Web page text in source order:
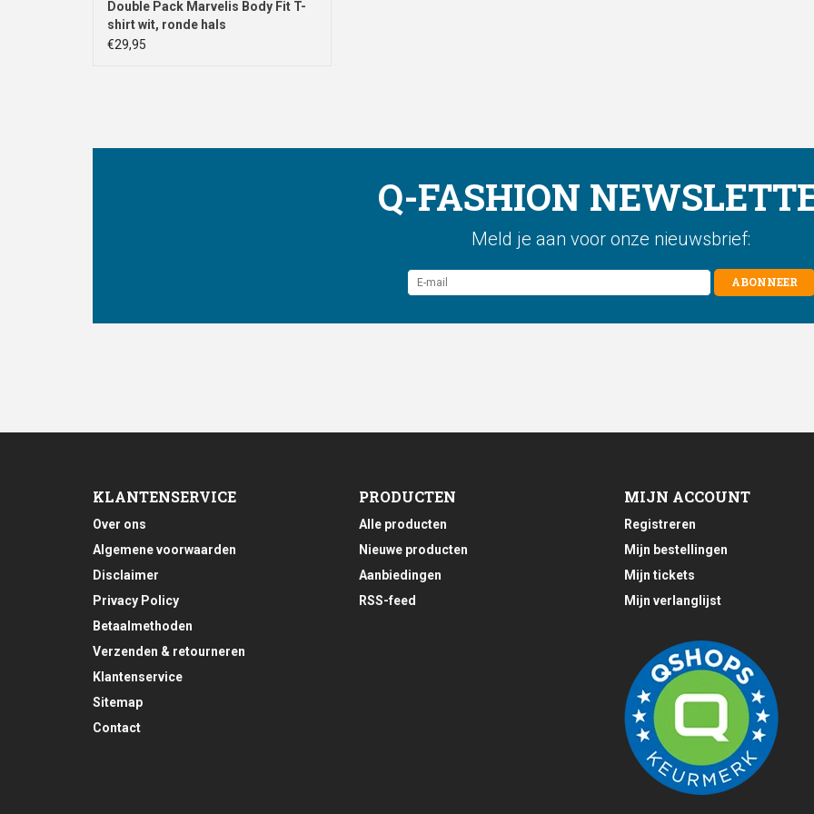
Double Pack Marvelis Body Fit T-
shirt wit, ronde hals
€29,95
Q-FASHION
Meld je aan voor onze nieuwsbrief:
ABONNEER
KLANTENSERVICE
Over ons
Algemene voorwaarden
Disclaimer
Privacy Policy
Betaalmethoden
Verzenden & retourneren
Klantenservice
Sitemap
Contact
PRODUCTEN
Alle producten
Nieuwe producten
Aanbiedingen
RSS-feed
MIJN ACCOUNT
Registreren
Mijn bestellingen
Mijn tickets
Mijn verlanglijst